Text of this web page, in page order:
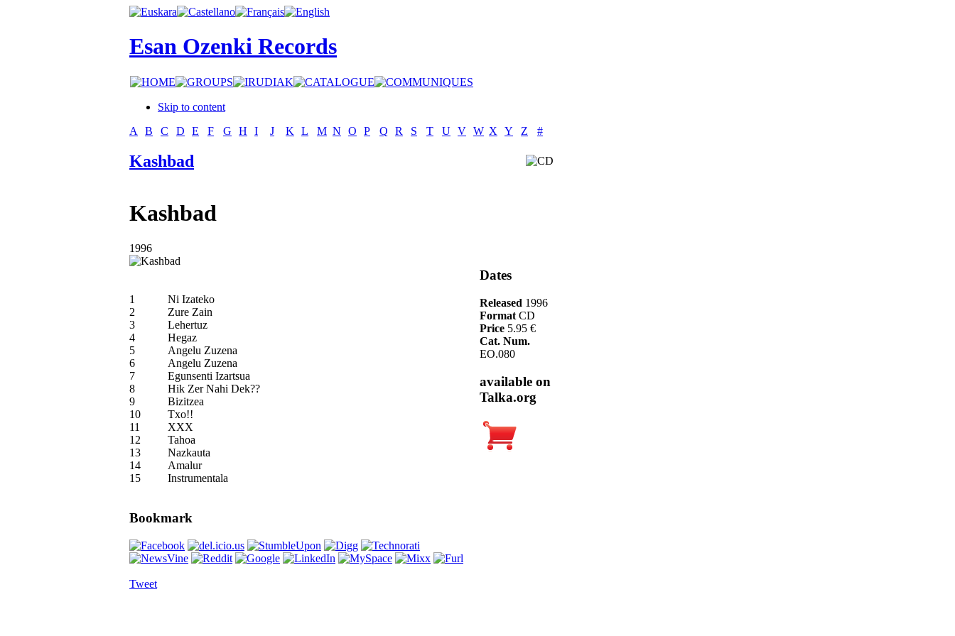
Esan Ozenki Records
Skip to content
A
B C D E F G H I J K L M N O P Q R S T U V W X Y Z #
Kashbad
Kashbad
1996
1
Ni Izateko
2
Zure Zain
3
Lehertuz
4
Hegaz
5
Angelu Zuzena
6
Angelu Zuzena
7
Egunsenti Izartsua
8
Hik Zer Nahi Dek??
9
Bizitzea
10
Txo!!
11
XXX
12
Tahoa
13
Nazkauta
14
Amalur
15
Instrumentala
Bookmark
Tweet
Dates
Released 1996
Format CD
Price 5.95 €
Cat. Num.
EO.080
available on
Talka.org